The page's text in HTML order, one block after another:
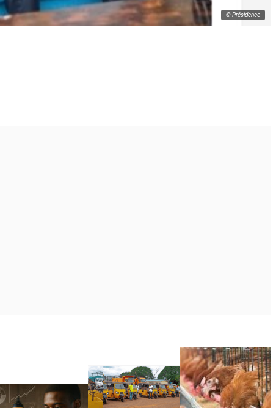
© Présidence